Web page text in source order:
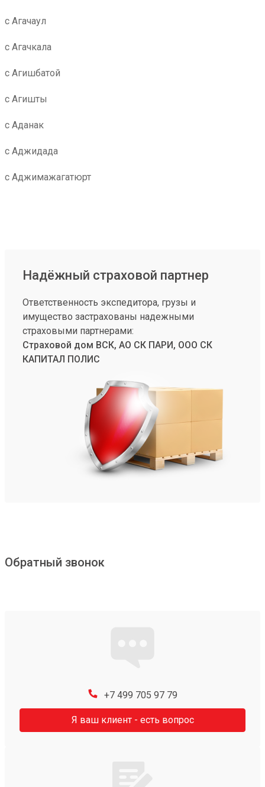
с Агачаул
с Агачкала
с Агишбатой
с Агишты
с Аданак
с Аджидада
с Аджимажагатюрт
Надёжный страховой партнер
Ответственность экспедитора, грузы и
имущество застрахованы надежными
страховыми партнерами:
Страховой дом ВСК, АО СК ПАРИ, ООО СК
КАПИТАЛ ПОЛИС
Обратный звонок
+7 499 705 97 79
Я ваш клиент - есть вопрос